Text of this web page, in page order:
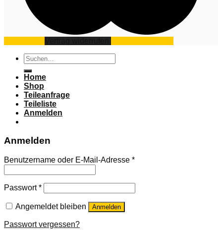
Suchen
nach:
Home
Shop
Teileanfrage
Teileliste
Anmelden
Anmelden
Benutzername oder E-Mail-Adresse *
Passwort*
Angemeldet bleiben Anmelden
Passwort vergessen?